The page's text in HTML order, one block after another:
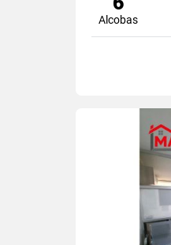
Alcobas